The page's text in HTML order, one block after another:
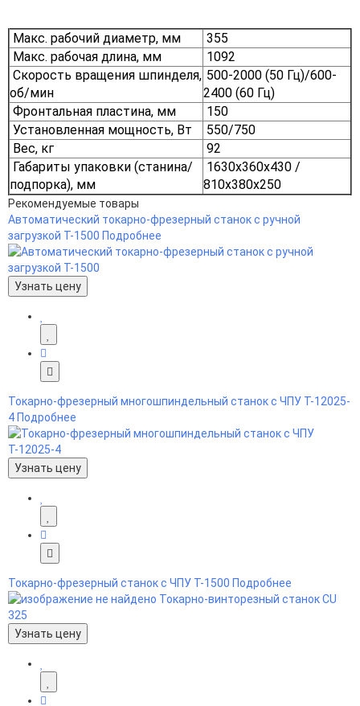
Макс. рабочий диаметр, мм
355
Макс. рабочая длина, мм
1092
Скорость вращения шпинделя,
об/мин
500-2000 (50 Гц)/600-
2400 (60 Гц)
Фронтальная пластина, мм
150
Установленная мощность, Вт
550/750
Вес, кг
92
Габариты упаковки (станина/
подпорка), мм
1630х360х430 /
810х380х250
Рекомендуемые товары
Автоматический токарно-фрезерный станок с ручной
загрузкой Т-1500 Подробнее
Узнать цену
Токарно-фрезерный многошпиндельный станок с ЧПУ Т-12025-
4 Подробнее
Узнать цену
Токарно-фрезерный станок с ЧПУ Т-1500 Подробнее
Узнать цену